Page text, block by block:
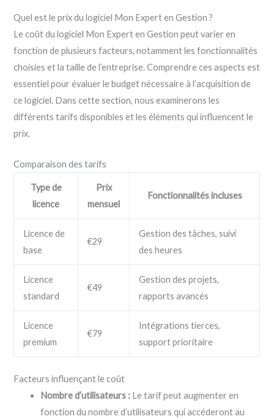
Quel est le prix du logiciel Mon Expert en Gestion ?
Le coût du logiciel Mon Expert en Gestion peut varier en
fonction de plusieurs facteurs, notamment les fonctionnalités
choisies et la taille de l’entreprise. Comprendre ces aspects est
essentiel pour évaluer le budget nécessaire à l’acquisition de
ce logiciel. Dans cette section, nous examinerons les
différents tarifs disponibles et les éléments qui influencent le
prix.
Comparaison des tarifs
Type de
licence
Prix
mensuel
Fonctionnalités incluses
Licence de
base
€29
Gestion des tâches, suivi
des heures
Licence
standard
€49
Gestion des projets,
rapports avancés
Licence
premium
€79
Intégrations tierces,
support prioritaire
Facteurs influençant le coût
Nombre d’utilisateurs : Le tarif peut augmenter en
fonction du nombre d’utilisateurs qui accéderont au